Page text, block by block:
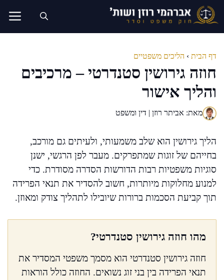
לדלג
לתוכן
דף הבית › הליכים משפטיים
חוזה גירושין סטנדרטי – מרכיבים
והליך אישור
מאת: אביתר רוזן | דין ומשפט
הליך גירושין הוא שלב משמעותי, ולעיתים גם מורכב,
בחייהם של זוגות שמתפרקים. מעבר לפן הרגשי, ישנן
סוגיות משפטיות רבות הדורשות הסדרה מסודרת. כדי
למנוע מחלוקות מיותרות, חשוב להסדיר את תנאי הפרידה
תוך קביעת הסכמות ברורות שיובילו לתהליך צודק ומאוזן.
מהו חוזה גירושין סטנדרטי?
חוזה גירושין סטנדרטי הוא מסמך משפטי המסדיר את
תנאי הפרידה בין בני זוג נשואים. החוזה כולל הוראות